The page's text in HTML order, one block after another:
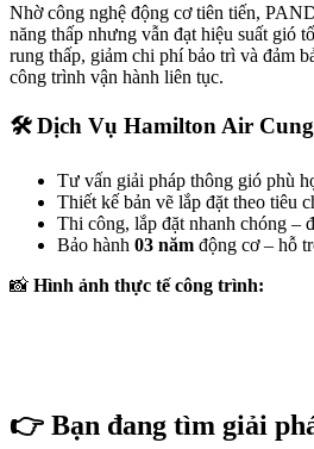
Nhờ công nghệ động cơ tiên tiến,
năng thấp nhưng vẫn đạt hiệu suất gió
rung thấp, giảm chi phí bảo trì và đảm
công trình vận hành liên tục.
🛠️Dịch Vụ Hamilton Air
Tư vấn giải pháp thông gió phù
Thiết kế bản vẽ lắp đặt theo tiêu
Thi công, lắp đặt nhanh chóng –
Bảo hành 03 năm động cơ – hỗ
📸 Hình ảnh thực tế công trình:
👉 Bạn đang tìm giải